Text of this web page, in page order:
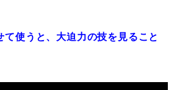
て使うと、大迫力の技を見ること